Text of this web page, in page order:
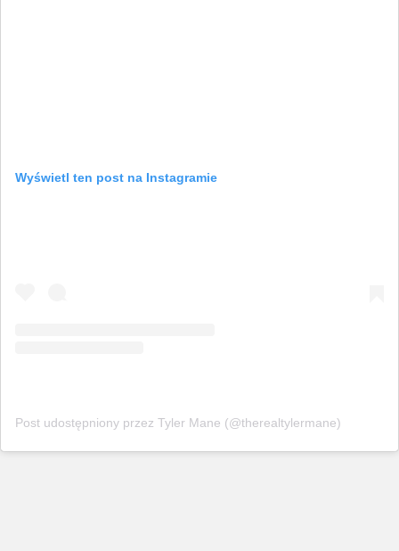
Wyświetl ten post na Instagramie
Post udostępniony przez Tyler Mane (@therealtylermane)